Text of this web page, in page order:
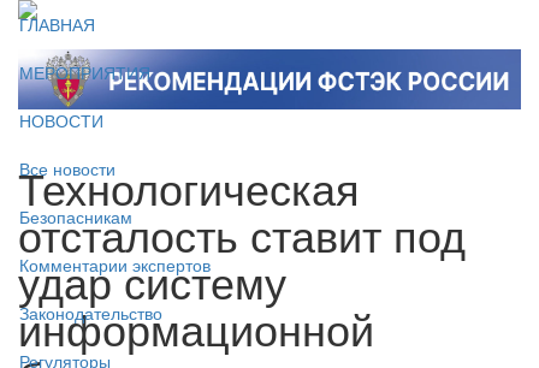
ГЛАВНАЯ
МЕРОПРИЯТИЯ
НОВОСТИ
Все новости
Безопасникам
Комментарии экспертов
Законодательство
Регуляторы
Технологическая
отсталость ставит под
удар систему
информационной